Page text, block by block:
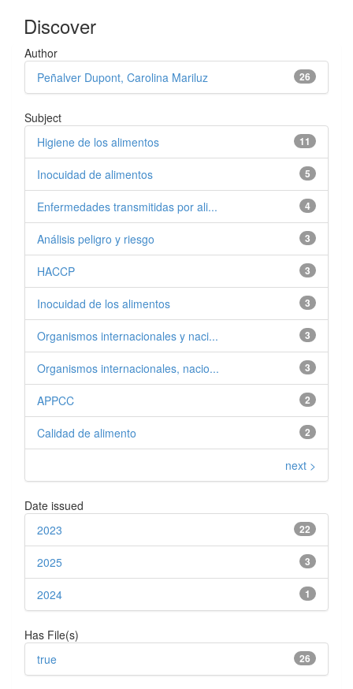
Discover
Author
26
Peñalver Dupont, Carolina Mariluz
Subject
11
Higiene de los alimentos
5
Inocuidad de alimentos
4
Enfermedades transmitidas por ali...
3
Análisis peligro y riesgo
3
HACCP
3
Inocuidad de los alimentos
3
Organismos internacionales y naci...
3
Organismos internacionales, nacio...
2
APPCC
2
Calidad de alimento
next >
Date issued
22
2023
3
2025
1
2024
Has File(s)
26
true